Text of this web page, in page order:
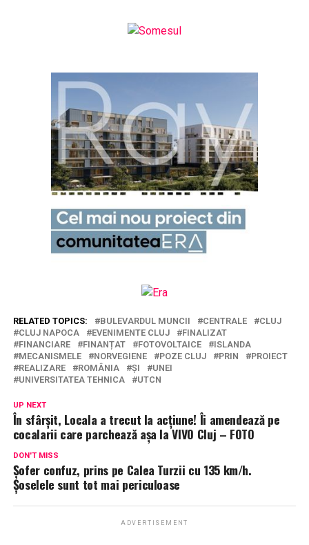
RELATED TOPICS: BULEVARDUL MUNCII CENTRALE
CLUJ
CLUJ NAPOCA
EVENIMENTE CLUJ
FINALIZAT
FINANCIARE
FINANȚAT FOTOVOLTAICE
ISLANDA
MECANISMELE
NORVEGIENE POZE CLUJ PRIN
PROIECT
REALIZARE
ROMÂNIA ȘI
UNEI
UNIVERSITATEA TEHNICA
UTCN
UP NEXT
În sfârșit, Locala a trecut la acțiune! Îi amendează pe
cocalarii care parchează așa la VIVO Cluj – FOTO
DON'T MISS
Șofer confuz, prins pe Calea Turzii cu 135 km/h.
Șoselele sunt tot mai periculoase
ADVERTISEMENT